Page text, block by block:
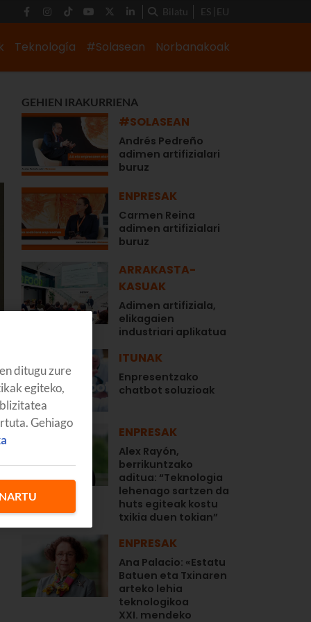
Bilatu ES EU
Teknología #Solasean Norbanakoak
GEHIEN IRAKURRIENA
#SOLASEAN
Andrés Pedreño
adimen artifizialari
buruz
ENPRESAK
Carmen Reina
adimen artifizialari
buruz
ARRAKASTA-
KASUAK
Adimen artifiziala,
elikagaien
industriari aplikatua
ITUNAK
Enpresentzako
chatbot soluzioak
ENPRESAK
Alex Rayón,
berrikuntzako
aditua: “Teknologia
lehenago sartzen da
huts egiteak kostu
txikia duen tokian”
ENPRESAK
Ana Palacio: «Estatu
Batuen eta Txinaren
arteko lehia
teknologikoa
XXI. mendeko
ditugu zure
egiteko,
Gehiago